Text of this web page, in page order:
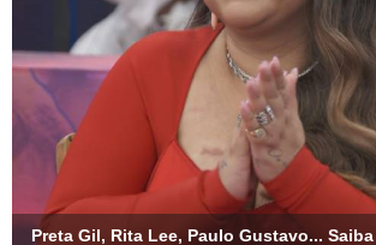
Preta Gil, Rita Lee, Paulo Gustavo...